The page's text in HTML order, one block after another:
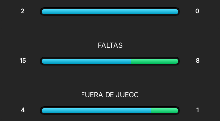
2 0
FALTAS
15 8
FUERA DE JUEGO
4 1